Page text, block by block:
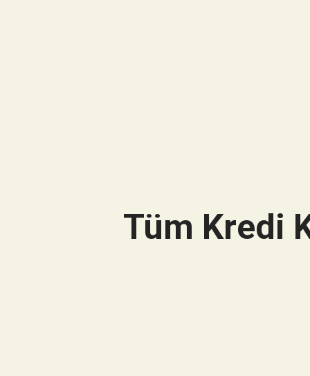
Tüm Kredi